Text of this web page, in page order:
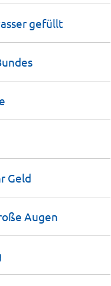
gefüllt
Geld
Augen